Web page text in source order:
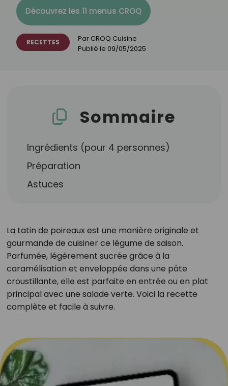
Découvrez les 11 menus CROQ
RECETTES Par CROQ Cuisine
Publié le 09/05/2025
Sommaire
Ingrédients (pour 4 personnes)
Préparation
Astuces
La tatin de poireaux est une manière originale et
gourmande de cuisiner ce légume de saison.
Parfumée, légèrement sucrée grâce à la
caramélisation et enveloppée dans une pâte
croustillante, elle est parfaite en entrée ou en plat
principal avec une salade verte. Voici la recette
complète et facile à suivre.